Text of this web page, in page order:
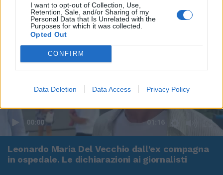
I want to opt-out of Collection, Use,
Retention, Sale, and/or Sharing of my
Personal Data that Is Unrelated with the
Purposes for which it was collected.
Opted Out
CONFIRM
Data Deletion Data Access Privacy Policy
00:00 01:16
Leonardo Maria Del Vecchio dall'ex compagna
in ospedale. Le dichiarazioni ai giornalisti